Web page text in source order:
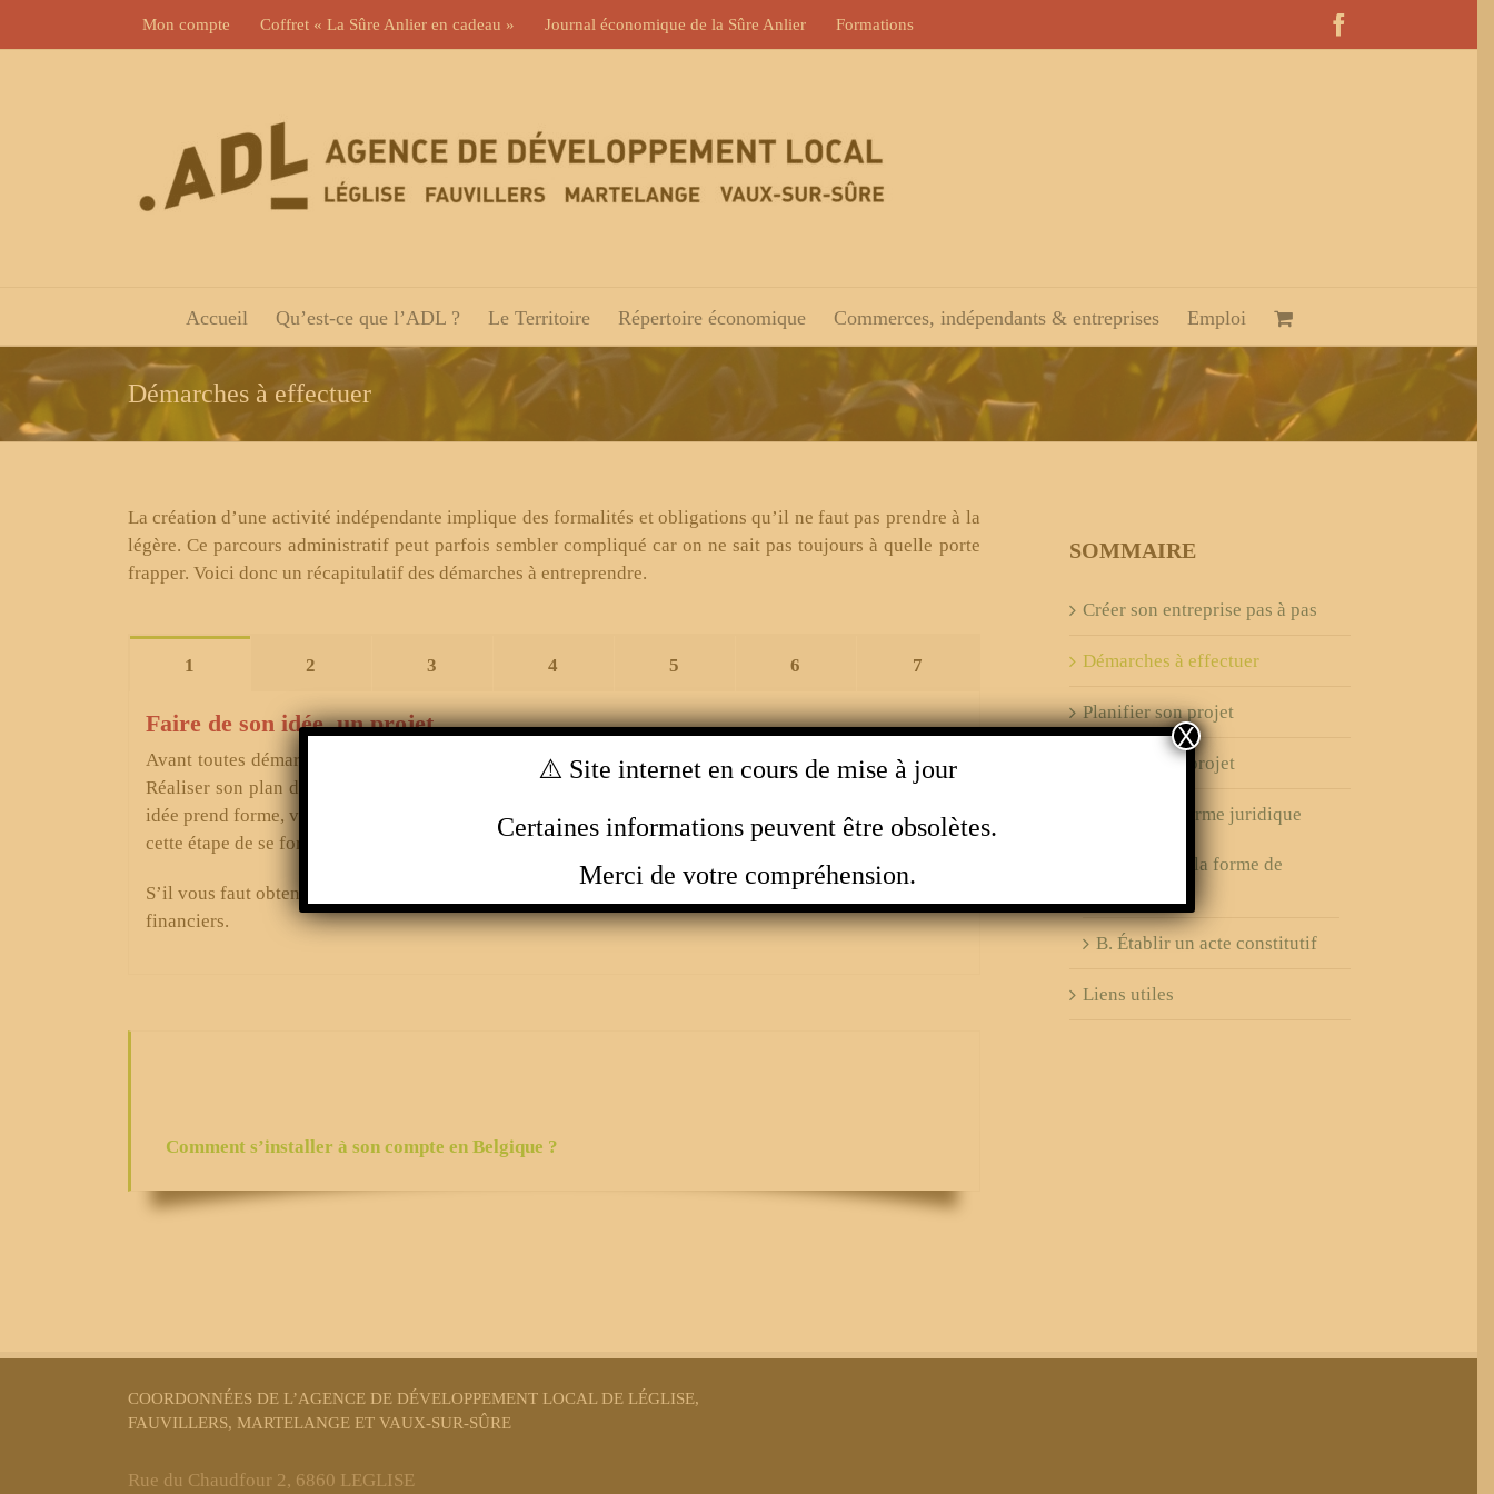
Mon compte Coffret « La Sûre Anlier en cadeau » Journal économique de la Sûre Anlier Formations
Accueil Qu’est-ce que l’ADL ? Le Territoire Répertoire économique Commerces, indépendants & entreprises Emploi
Démarches à effectuer
La création d’une activité indépendante implique des formalités et obligations qu’il ne faut pas prendre à la
légère. Ce parcours administratif peut parfois sembler compliqué car on ne sait pas toujours à quelle porte
frapper. Voici donc un récapitulatif des démarches à entreprendre.
1 2 3 4 5 6 7
Faire de son idée, un projet
Avant toutes démarches, il est nécessaire de planifier son projet afin d’éviter les mauvaises surprises.
Réaliser son plan d’affaires et financier s’avère essentiel dans la réussite de son projet. Dès que votre
idée prend forme, vérifiez que vous avez les accès à la profession et à la gestion. Il est toujours temps à
cette étape de se former afin d’obtenir les attestations nécessaires.
S’il vous faut obtenir un financement, c’est également à cette étape qu’il faut rechercher ses partenaires
financiers.
Comment s’installer à son compte en Belgique ?
SOMMAIRE
Créer son entreprise pas à pas
Démarches à effectuer
Planifier son projet
Financer son projet
Choisir une forme juridique
A. Choix de la forme de
B. Établir un acte constitutif
Liens utiles
COORDONNÉES DE L’AGENCE DE DÉVELOPPEMENT LOCAL DE LÉGLISE,
FAUVILLERS, MARTELANGE ET VAUX-SUR-SÛRE
Rue du Chaudfour 2, 6860 LEGLISE
⚠️ Site internet en cours de mise à jour
Certaines informations peuvent être obsolètes.
Merci de votre compréhension.
X